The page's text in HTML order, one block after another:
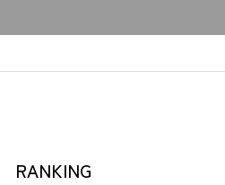
RANKING